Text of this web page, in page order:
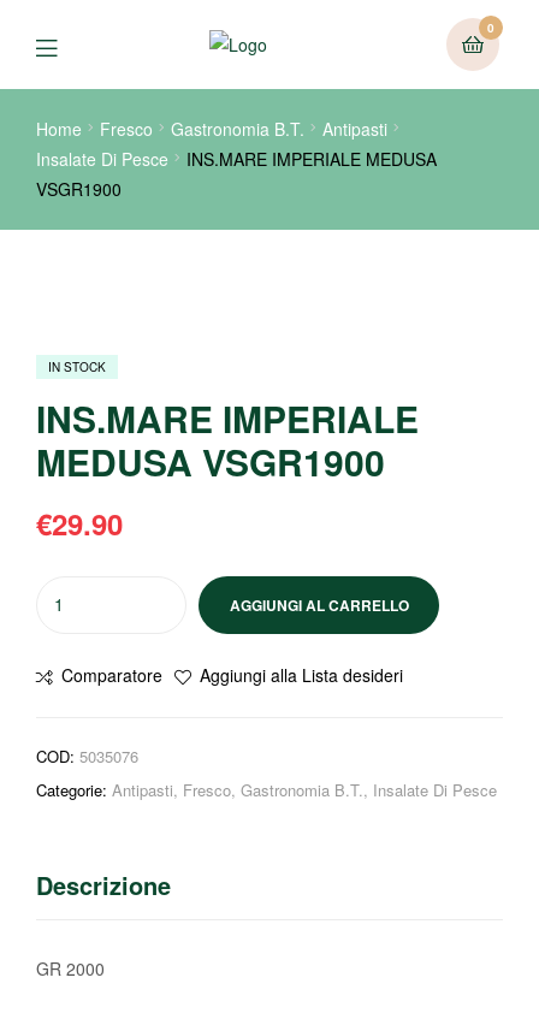
0
Home Fresco Gastronomia B.T.
Antipasti
Insalate Di Pesce
INS.MARE IMPERIALE MEDUSA
VSGR1900
IN STOCK
INS.MARE IMPERIALE
MEDUSA VSGR1900
€29.90
AGGIUNGI AL CARRELLO
Comparatore Aggiungi alla Lista desideri
COD: 5035076
Categorie: Antipasti, Fresco, Gastronomia B.T., Insalate Di Pesce
Descrizione
GR 2000